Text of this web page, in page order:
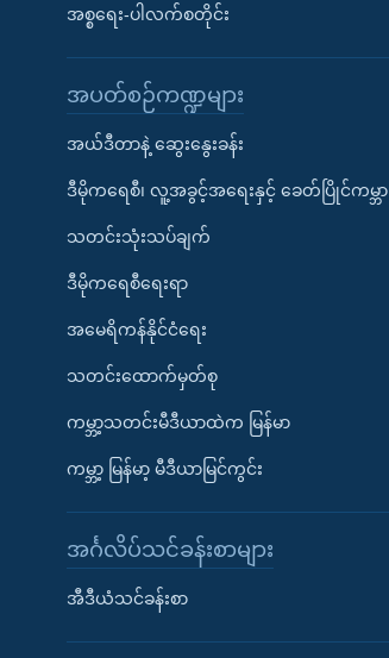
အစ္စရေး-ပါလက်စတိုင်း
အပတ်စဉ်ကဏ္ဍများ
အယ်ဒီတာနဲ့ ဆွေးနွေးခန်း
ဒီမိုကရေစီ၊ လူ့အခွင့်အရေးနှင့် ခေတ်ပြိုင်ကမ္ဘာ
သတင်းသုံးသပ်ချက်
ဒီမိုကရေစီရေးရာ
အမေရိကန်နိုင်ငံရေး
သတင်းထောက်မှတ်စု
ကမ္ဘာ့သတင်းမီဒီယာထဲက မြန်မာ
ကမ္ဘာ့ မြန်မာ့ မီဒီယာမြင်ကွင်း
အင်္ဂလိပ်သင်ခန်းစာများ
အီဒီယံသင်ခန်းစာ